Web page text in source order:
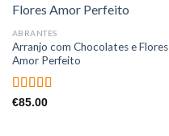
ABRANTES
Arranjo com Chocolates e Flores
Amor Perfeito
Avaliação
€85.00